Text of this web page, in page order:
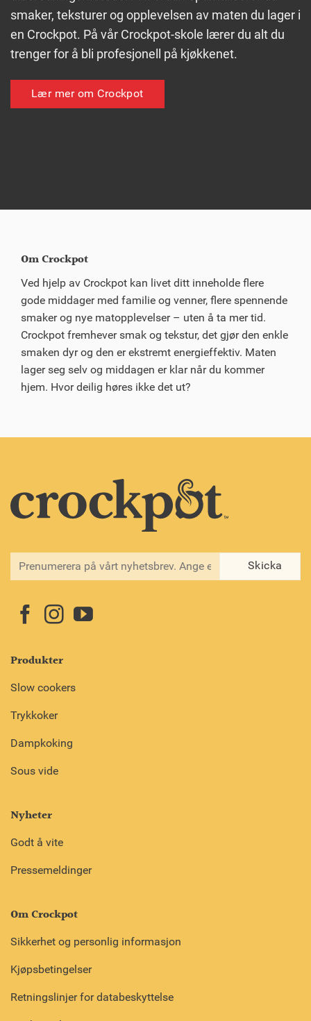
smaker, teksturer og opplevelsen av maten du lager i
en Crockpot. På vår Crockpot-skole lærer du alt du
trenger for å bli profesjonell på kjøkkenet.
Lær mer om Crockpot
Om Crockpot
Ved hjelp av Crockpot kan livet ditt inneholde flere
gode middager med familie og venner, flere spennende
smaker og nye matopplevelser – uten å ta mer tid.
Crockpot fremhever smak og tekstur, det gjør den enkle
smaken dyr og den er ekstremt energieffektiv. Maten
lager seg selv og middagen er klar når du kommer
hjem. Hvor deilig høres ikke det ut?
Produkter
Slow cookers
Trykkoker
Dampkoking
Sous vide
Nyheter
Godt å vite
Pressemeldinger
Om Crockpot
Sikkerhet og personlig informasjon
Kjøpsbetingelser
Retningslinjer for databeskyttelse